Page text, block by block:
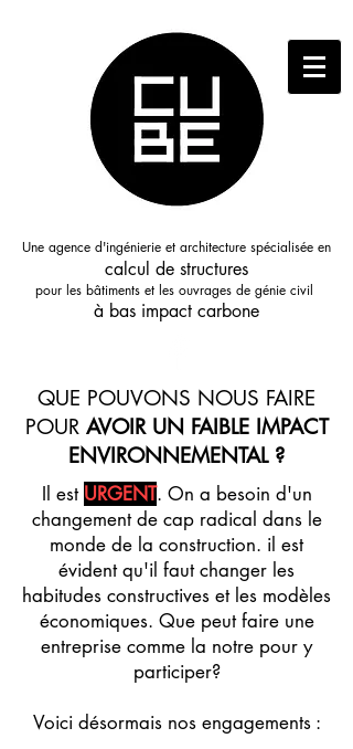
Une agence d'ingénierie et architecture spécialisée en
calcul de structures
pour les bâtiments et les ouvrages de génie civil
à bas impact carbone
QUE POUVONS NOUS FAIRE
POUR AVOIR UN FAIBLE IMPACT
ENVIRONNEMENTAL ?
Il est URGENT. On a besoin d'un
changement de cap radical dans le
monde de la construction. il est
évident qu'il faut changer les
habitudes constructives et les modèles
économiques. Que peut faire une
entreprise comme la notre pour y
participer?
Voici désormais nos engagements :